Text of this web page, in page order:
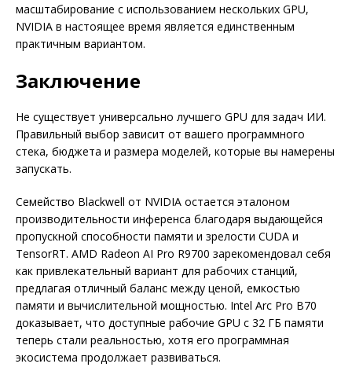
масштабирование с использованием нескольких GPU,
NVIDIA в настоящее время является единственным
практичным вариантом.
Заключение
Не существует универсально лучшего GPU для задач ИИ.
Правильный выбор зависит от вашего программного
стека, бюджета и размера моделей, которые вы намерены
запускать.
Семейство Blackwell от NVIDIA остается эталоном
производительности инференса благодаря выдающейся
пропускной способности памяти и зрелости CUDA и
TensorRT. AMD Radeon AI Pro R9700 зарекомендовал себя
как привлекательный вариант для рабочих станций,
предлагая отличный баланс между ценой, емкостью
памяти и вычислительной мощностью. Intel Arc Pro B70
доказывает, что доступные рабочие GPU с 32 ГБ памяти
теперь стали реальностью, хотя его программная
экосистема продолжает развиваться.